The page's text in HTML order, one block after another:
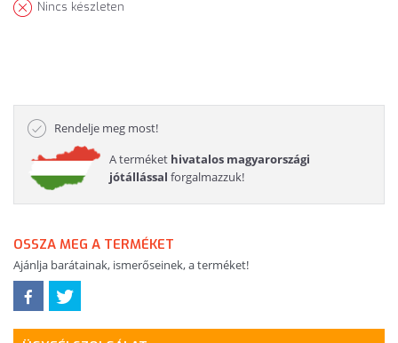
Nincs készleten
Rendelje meg most!
A terméket hivatalos magyarországi
jótállással forgalmazzuk!
OSSZA MEG A TERMÉKET
Ajánlja barátainak, ismerőseinek, a terméket!